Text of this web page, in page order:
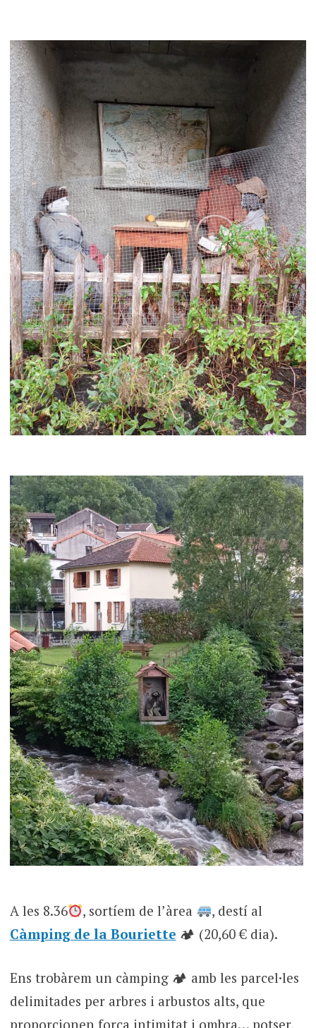
A les 8.36 , sortíem de l’àrea
, destí al
Càmping de la Bouriette 🏕 (20,60 € dia).
Ens trobàrem un càmping 🏕 amb les parcel·les
delimitades per arbres i arbustos alts, que
proporcionen força intimitat i ombra… potser,